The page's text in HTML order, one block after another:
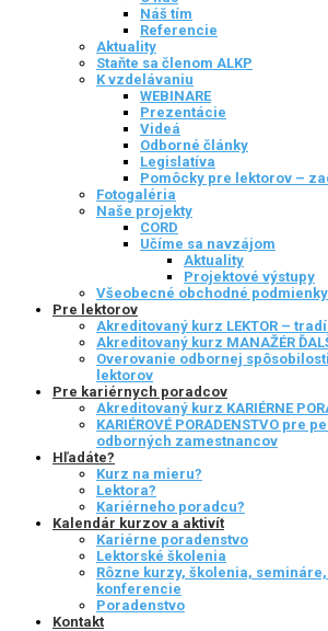
Náš tím
Referencie
Aktuality
Staňte sa členom ALKP
K vzdelávaniu
WEBINARE
Prezentácie
Videá
Odborné články
Legislatíva
Pomôcky pre lektorov –
Fotogaléria
Naše projekty
CORD
Učíme sa navzájom
Aktuality
Projektové výstupy
Všeobecné obchodné podmienky
Pre lektorov
Akreditovaný kurz LEKTOR –
Akreditovaný kurz MANAŽÉR
Overovanie odbornej
lektorov
Pre kariérnych poradcov
Akreditovaný kurz KARIÉRNE
KARIÉROVÉ PORADENSTVO pre
odborných zamestnancov
Hľadáte?
Kurz na mieru?
Lektora?
Kariérneho poradcu?
Kalendár kurzov a aktivít
Kariérne poradenstvo
Lektorské školenia
Rôzne kurzy, školenia,
konferencie
Poradenstvo
Kontakt